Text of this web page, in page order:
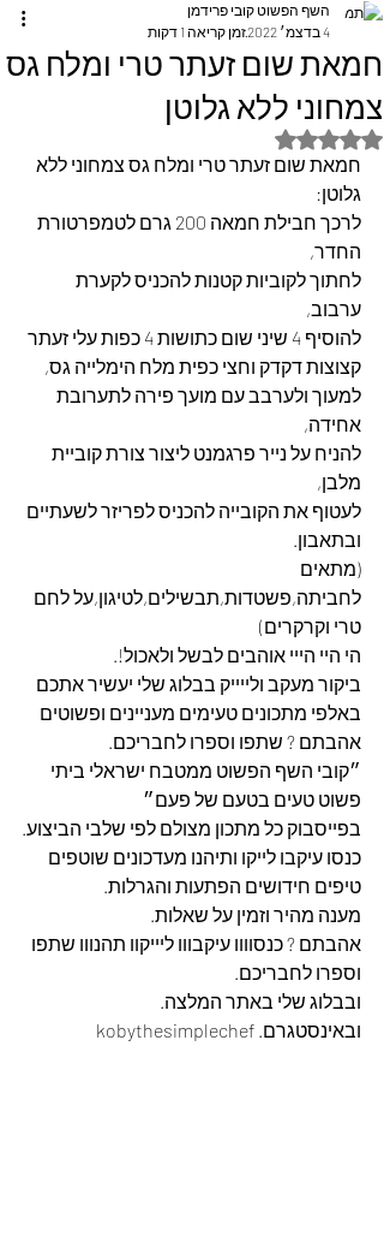
חמאת שום זעתר טרי ומלח גס
צמחוני ללא גלוטן
השף הפשוט קובי פרידמן
4 בדצמ׳ 2022
זמן קריאה 1 דקות
דירוג של NaN מתוך 5 כוכבים
חמאת שום זעתר טרי ומלח גס צמחוני ללא
גלוטן:
לרכך חבילת חמאה 200 גרם לטמפרטורת
החדר,
לחתוך לקוביות קטנות להכניס לקערת
ערבוב,
להוסיף 4 שיני שום כתושות 4 כפות עלי זעתר
קצוצות דקדק וחצי כפית מלח הימלייה גס,
למעוך ולערבב עם מועך פירה לתערובת
אחידה,
להניח על נייר פרגמנט ליצור צורת קוביית
מלבן,
לעטוף את הקובייה להכניס לפריזר לשעתיים
ובתאבון.
(מתאים
לחביתה,פשטדות,תבשילים,לטיגון,על לחם
טרי וקרקרים)
הי היי הייי אוהבים לבשל ולאכול!.
ביקור מעקב ולייייק בבלוג שלי יעשיר אתכם
באלפי מתכונים טעימים מעניינים ופשוטים
אהבתם ? שתפו וספרו לחבריכם.
״קובי השף הפשוט ממטבח ישראלי ביתי
פשוט טעים בטעם של פעם״
בפייסבוק כל מתכון מצולם לפי שלבי הביצוע.
כנסו עיקבו לייקו ותיהנו מעדכונים שוטפים
טיפים חידושים הפתעות והגרלות.
מענה מהיר וזמין על שאלות.
אהבתם ? כנסוווו עיקבווו ליייקוו תהנווו שתפו
וספרו לחבריכם.
ובבלוג שלי באתר המלצה.
ובאינסטגרם. kobythesimplechef